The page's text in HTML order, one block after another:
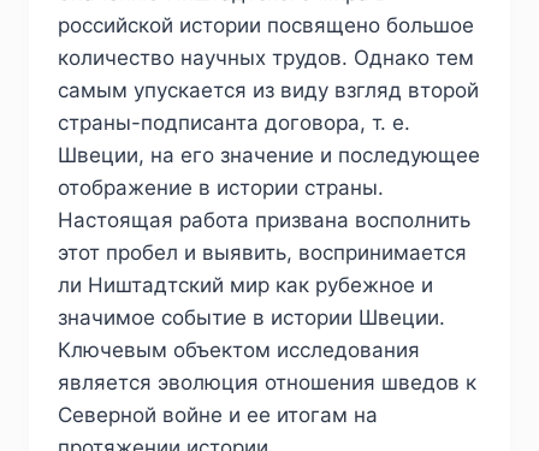
российской истории посвящено большое
количество научных трудов. Однако тем
самым упускается из виду взгляд второй
страны-подписанта договора, т. е.
Швеции, на его значение и последующее
отображение в истории страны.
Настоящая работа призвана восполнить
этот пробел и выявить, воспринимается
ли Ништадтский мир как рубежное и
значимое событие в истории Швеции.
Ключевым объектом исследования
является эволюция отношения шведов к
Северной войне и ее итогам на